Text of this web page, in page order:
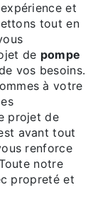
et
tout en
de pompe
vos besoins.
à votre
projet de
avant tout
renforce
notre
propreté et